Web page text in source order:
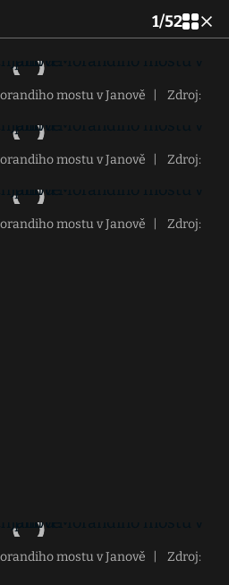
1/52
mostu v Janově
Zdroj:
mostu v Janově
Zdroj:
mostu v Janově
Zdroj:
mostu v Janově
Zdroj: